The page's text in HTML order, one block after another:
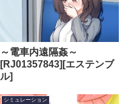
～電車内遠隔姦～
[RJ01357843][エステンブ
ル]
シミュレーション